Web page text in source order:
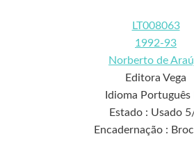
LT008063
1992-93
Norberto de
Editora Vega
Idioma Português
Estado : Usado
Encadernação :